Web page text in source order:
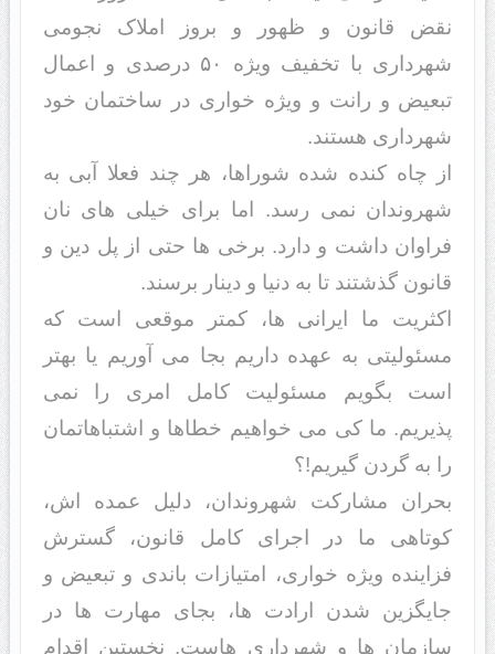
نقض قانون و ظهور و بروز املاک نجومی
شهرداری با تخفیف ویژه ۵۰ درصدی و اعمال
تبعیض و رانت و ویژه خواری در ساختمان خود
شهرداری هستند.
از چاه کنده شده شوراها، هر چند فعلا آبی به
شهروندان نمی رسد. اما برای خیلی های نان
فراوان داشت و دارد. برخی ها حتی از پل دین و
قانون گذشتند تا به دنیا و دینار برسند.
اکثریت ما ایرانی ها، کمتر موقعی است که
مسئولیتی به عهده داریم بجا می آوریم یا بهتر
است بگویم مسئولیت کامل امری را نمی
پذیریم. ما کی می خواهیم خطاها و اشتباهاتمان
را به گردن گیریم!؟
بحران مشارکت شهروندان، دلیل عمده اش،
کوتاهی ما در اجرای کامل قانون، گسترش
فزاینده ویژه خواری، امتیازات باندی و تبعیض و
جایگزین شدن ارادت ها، بجای مهارت ها در
سازمان ها و شهرداری هاست. نخستین اقدام